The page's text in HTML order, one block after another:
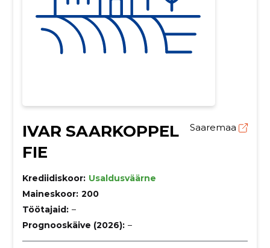
IVAR SAARKOPPEL
FIE
Saaremaa
Krediidiskoor: Usaldusväärne
Maineskoor: 200
Töötajaid: –
Prognooskäive (2026): –